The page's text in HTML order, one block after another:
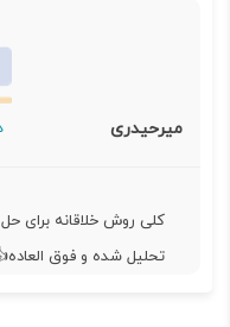
میرحیدری
کلی روش خلاقانه برای
تحلیل شده و فوق